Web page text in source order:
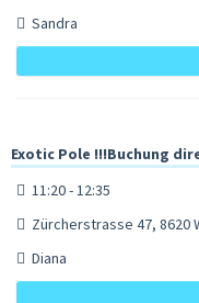
Sandra
Exotic Pole !!!Buchung
11:20 - 12:35
Zürcherstrasse 47, 8620
Diana